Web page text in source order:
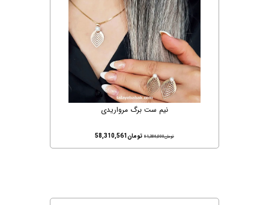
نیم ست برگ مرواریدی
تومان61,386,000 تومان58,310,561